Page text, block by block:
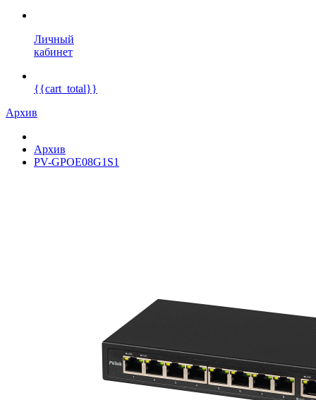
Личный
кабинет
{{cart_total}}
Архив
Архив
PV-GPOE08G1S1